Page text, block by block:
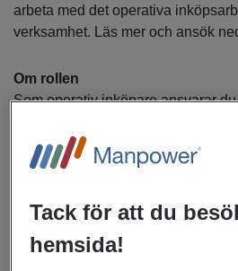
arbeta med det operativa
verksamhet. Läs mer och ansök
Om rollen
Som operativ inköpare ansvarar
komponenter finns på rätt plats i rätt
Lägga och följa upp order
Tack för att du
hemsida!